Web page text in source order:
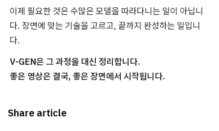
이제 필요한 것은 수많은 모델을 따라다니는 일이 아닙니
다. 장면에 맞는 기술을 고르고, 끝까지 완성하는 일입니
다.
V-GEN은 그 과정을 대신 정리합니다.
좋은 영상은 결국, 좋은 장면에서 시작됩니다.
Share article